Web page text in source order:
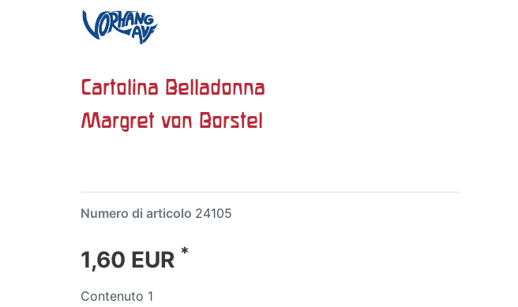
Cartolina Belladonna
Margret von Borstel
Numero di articolo 24105
1,60 EUR *
Contenuto 1